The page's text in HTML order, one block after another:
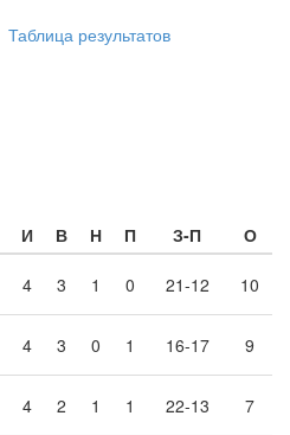
Таблица результатов
И В Н П З-П О
4 3 1 0 21-12 10
4 3 0 1 16-17 9
4 2 1 1 22-13 7